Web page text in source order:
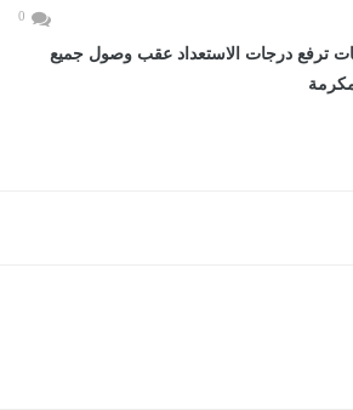
0
ترفع درجات الاستعداد عقب وصول جميع